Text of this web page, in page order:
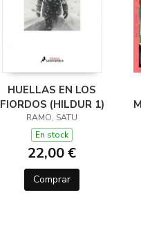
HUELLAS EN LOS
FIORDOS (HILDUR 1)
RAMO, SATU
En stock
22,00 €
Comprar